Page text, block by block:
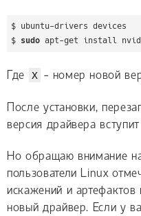
$ ubuntu-drivers devices
$ sudo apt-get install
Где X - номер новой
После установки,
версия драйвера
Но обращаю внимание
пользователи Linux
искажений и артефактов
новый драйвер. Если у